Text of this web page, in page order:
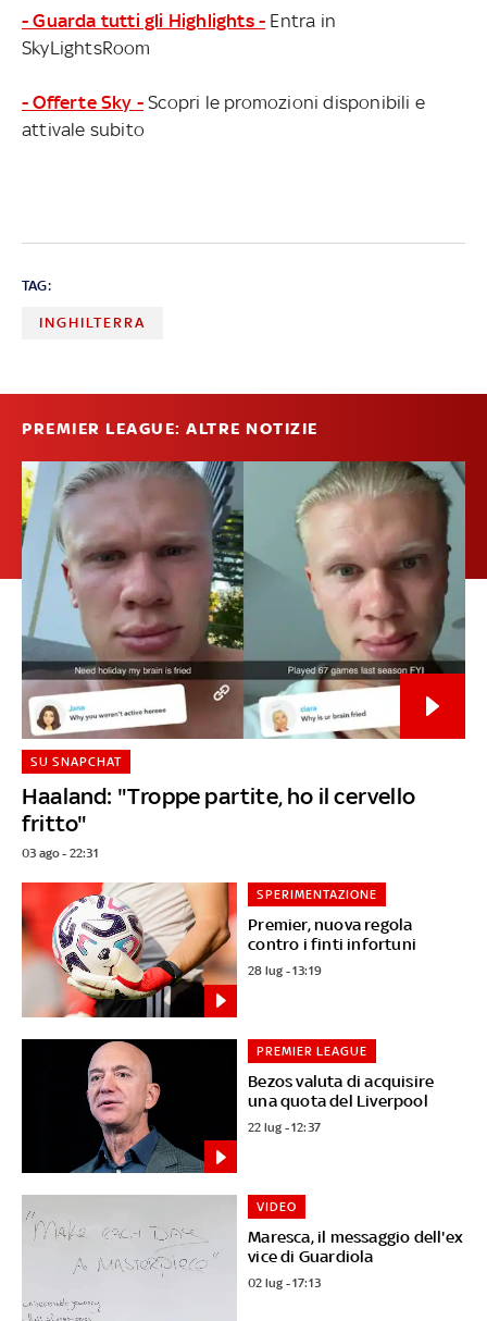
- Guarda tutti gli Highlights - Entra in
SkyLightsRoom
- Offerte Sky - Scopri le promozioni disponibili e
attivale subito
TAG:
INGHILTERRA
PREMIER LEAGUE: ALTRE NOTIZIE
Haaland: "Troppe partite, ho il cervello
fritto"
SU SNAPCHAT
03 ago - 22:31
Premier, nuova regola
contro i finti infortuni
SPERIMENTAZIONE
28 lug - 13:19
Bezos valuta di acquisire
una quota del Liverpool
PREMIER LEAGUE
22 lug - 12:37
Maresca, il messaggio dell'ex
vice di Guardiola
VIDEO
02 lug - 17:13